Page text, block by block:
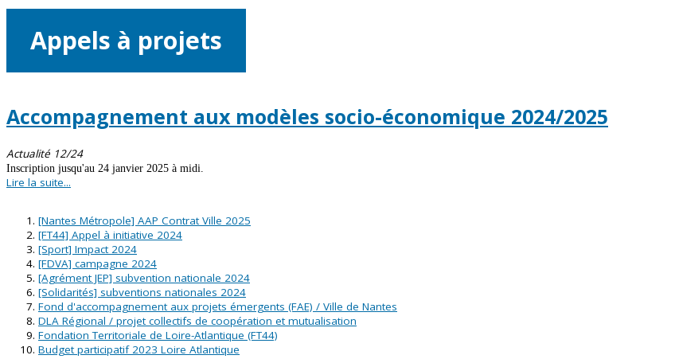
Appels à projets
Accompagnement aux modèles socio-économique 2024/2025
Actualité 12/24
Inscription jusqu'au 24 janvier 2025 à midi.
Lire la suite...
[Nantes Métropole] AAP Contrat Ville 2025
[FT44] Appel à initiative 2024
[Sport] Impact 2024
[FDVA] campagne 2024
[Agrément JEP] subvention nationale 2024
[Solidarités] subventions nationales 2024
Fond d'accompagnement aux projets émergents (FAE) / Ville de Nantes
DLA Régional / projet collectifs de coopération et mutualisation
Fondation Territoriale de Loire-Atlantique (FT44)
Budget participatif 2023 Loire Atlantique